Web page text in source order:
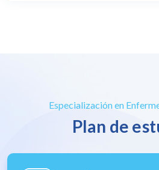
Especialización en
Plan de